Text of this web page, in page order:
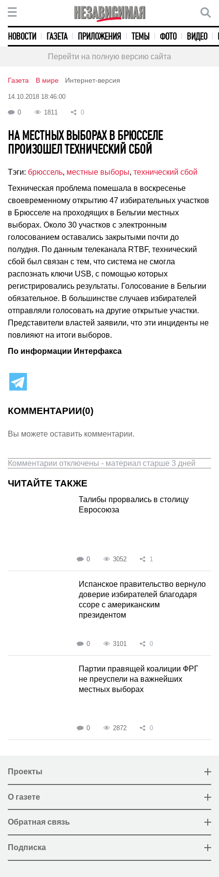
НОВОСТИ ГАЗЕТА ПРИЛОЖЕНИЯ ТЕМЫ ФОТО ВИДЕО
Перейти на полную версию сайта
Газета В мире Интернет-версия
14.10.2018 18:46:00
0 1811 0
НА МЕСТНЫХ ВЫБОРАХ В БРЮССЕЛЕ
ПРОИЗОШЕЛ ТЕХНИЧЕСКИЙ СБОЙ
Тэги: брюссель, местные выборы, технический сбой
Техническая проблема помешала в воскресенье
своевременному открытию 47 избирательных участков
в Брюсселе на проходящих в Бельгии местных
выборах. Около 30 участков с электронным
голосованием оставались закрытыми почти до
полудня. По данным телеканала RTBF, технический
сбой был связан с тем, что система не смогла
распознать ключи USB, с помощью которых
регистрировались результаты. Голосование в Бельгии
обязательное. В большинстве случаев избирателей
отправляли голосовать на другие открытые участки.
Представители властей заявили, что эти инциденты не
повлияют на итоги выборов.
По информации Интерфакса
КОММЕНТАРИИ(0)
Вы можете оставить комментарии.
Комментарии отключены - материал старше 3 дней
ЧИТАЙТЕ ТАКЖЕ
Талибы прорвались в столицу
Евросоюза
0 3052 1
Испанское правительство вернуло
доверие избирателей благодаря
ссоре с американским
президентом
0 3101 0
Партии правящей коалиции ФРГ
не преуспели на важнейших
местных выборах
0 2872 0
Проекты
О газете
Обратная связь
Подписка